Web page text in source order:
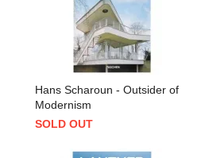
Hans Scharoun - Outsider of
Modernism
SOLD OUT